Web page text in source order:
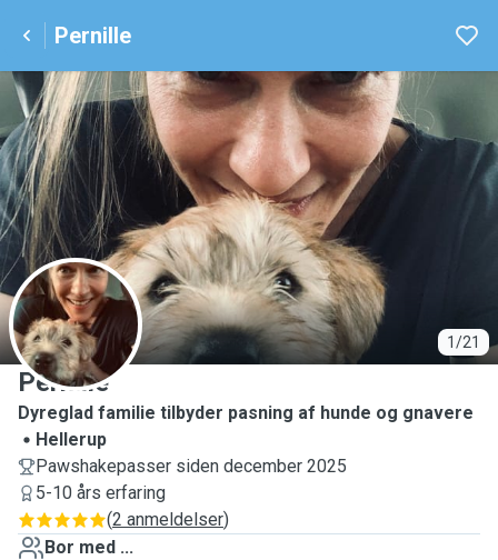
Pernille
1/21
P
Pernille
Dyreglad familie tilbyder pasning af hunde og gnavere
Hellerup
Pawshakepasser siden december 2025
5-10 års erfaring
(2 anmeldelser)
Bor med ...